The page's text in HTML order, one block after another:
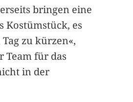
bringen eine
Kostümstück, es
zu kürzen«,
Team für das
in der